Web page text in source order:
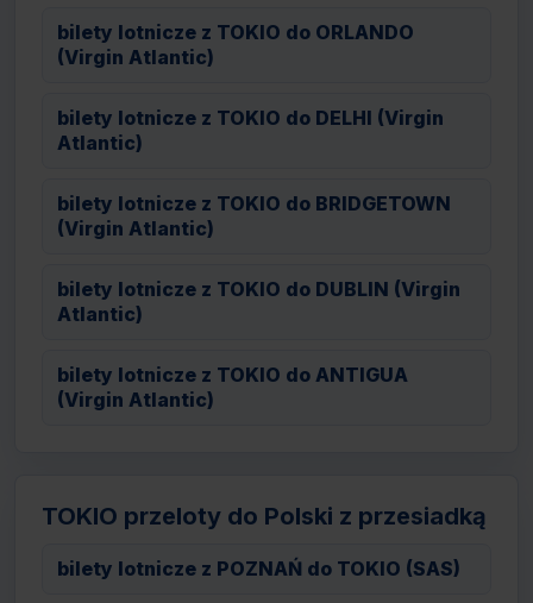
bilety lotnicze z TOKIO do ORLANDO
(Virgin Atlantic)
bilety lotnicze z TOKIO do DELHI (Virgin
Atlantic)
bilety lotnicze z TOKIO do BRIDGETOWN
(Virgin Atlantic)
bilety lotnicze z TOKIO do DUBLIN (Virgin
Atlantic)
bilety lotnicze z TOKIO do ANTIGUA
(Virgin Atlantic)
TOKIO przeloty do Polski z przesiadką
bilety lotnicze z POZNAŃ do TOKIO (SAS)